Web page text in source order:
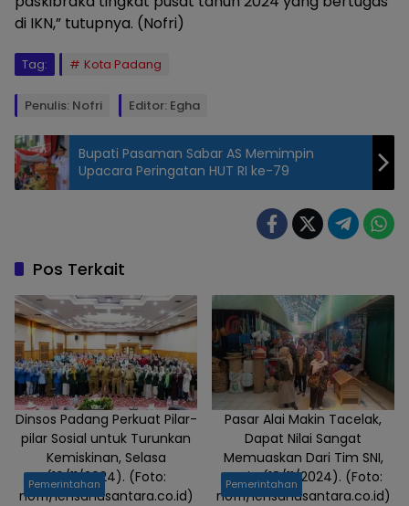
di IKN,” tutupnya. (Nofri)
Tag: Kota Padang
Penulis: Nofri Editor: Egha
Karya Satya Dari Presiden,
nofri/lensanusantara.co.id)
Bupati Pasaman Sabar AS Memimpin
Upacara Peringatan HUT RI ke-79
Pos Terkait
Dinsos Padang Perkuat Pilar-
pilar Sosial untuk Turunkan
Kemiskinan, Selasa
(19/11/2024). (Foto:
nofri/lensanusantara.co.id)
Pemerintahan
Pasar Alai Makin Tacelak,
Dapat Nilai Sangat
Memuaskan Dari Tim SNI,
Senin (18/11/2024). (Foto:
nofri/lensanusantara.co.id)
Pemerintahan